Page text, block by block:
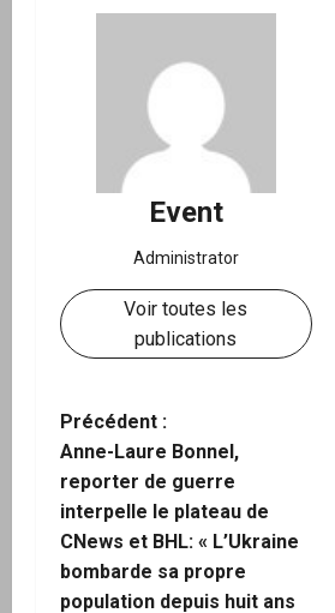
Event
Administrator
Voir toutes les
publications
N
a
v
i
Précédent :
Anne-Laure Bonnel,
reporter de guerre
interpelle le plateau de
CNews et BHL: « L’Ukraine
bombarde sa propre
population depuis huit ans